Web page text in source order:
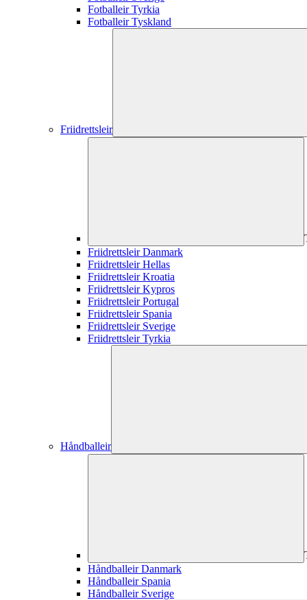
Fotballeir Tyrkia
Fotballeir Tyskland
Friidrettsleir
Friidrettsleir Danmark
Friidrettsleir Hellas
Friidrettsleir Kroatia
Friidrettsleir Kypros
Friidrettsleir Portugal
Friidrettsleir Spania
Friidrettsleir Sverige
Friidrettsleir Tyrkia
Håndballeir
Håndballeir Danmark
Håndballeir Spania
Håndballeir Sverige